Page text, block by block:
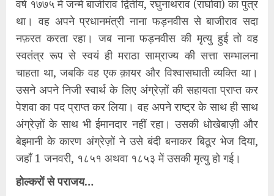
वर्ष १७७५ में जन्में बाजीराव द्वितीय, रघुनाथराव (राघोवा) का पुत्र
था। वह अपने प्रधानमंत्री नाना फड़नवीस से बाजीराव सदा
नफ़रत करता रहा। जब नाना फड़नवीस की मृत्यु हुई तो वह
स्वतंत्र रूप से स्वयं ही मराठा साम्राज्य की सत्ता सम्भालना
चाहता था, जबकि वह एक क़ायर और विश्वासघाती व्यक्ति था।
उसने अपने निजी स्वार्थ के लिए अंग्रेज़ों की सहायता प्राप्त कर
पेशवा का पद प्राप्त कर लिया। वह अपने राष्ट्र के साथ ही साथ
अंग्रेज़ों के साथ भी ईमानदार नहीं रहा। उसकी धोखेबाज़ी और
बेइमानी के कारण अंग्रेज़ों ने उसे बंदी बनाकर बिठूर भेज दिया,
जहाँ 1 जनवरी, १८५१ अथवा १८५३ में उसकी मृत्यु हो गई।
होल्करों से पराजय…